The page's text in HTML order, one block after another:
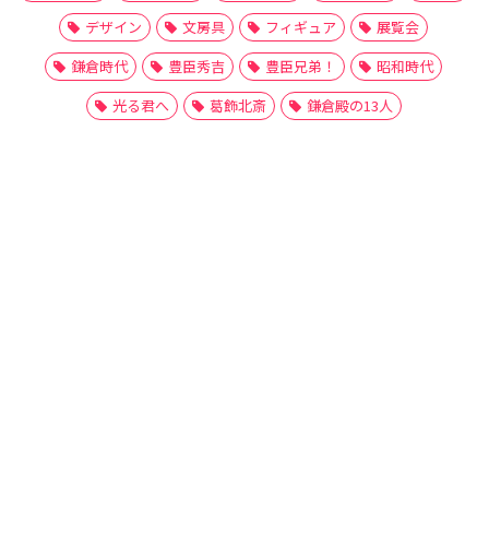
デザイン
文房具 フィギュア
展覧会
鎌倉時代
豊臣秀吉 豊臣兄弟！
昭和時代
光る君へ
葛飾北斎 鎌倉殿の13人